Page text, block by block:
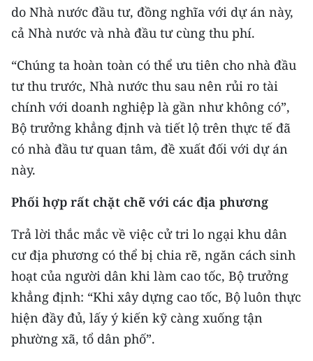
do Nhà nước đầu tư, đồng nghĩa với dự án này,
cả Nhà nước và nhà đầu tư cùng thu phí.
“Chúng ta hoàn toàn có thể ưu tiên cho nhà đầu
tư thu trước, Nhà nước thu sau nên rủi ro tài
chính với doanh nghiệp là gần như không có”,
Bộ trưởng khẳng định và tiết lộ trên thực tế đã
có nhà đầu tư quan tâm, đề xuất đối với dự án
này.
Phối hợp rất chặt chẽ với các địa phương
Trả lời thắc mắc về việc cử tri lo ngại khu dân
cư địa phương có thể bị chia rẽ, ngăn cách sinh
hoạt của người dân khi làm cao tốc, Bộ trưởng
khẳng định: “Khi xây dựng cao tốc, Bộ luôn thực
hiện đầy đủ, lấy ý kiến kỹ càng xuống tận
phường xã, tổ dân phố”.